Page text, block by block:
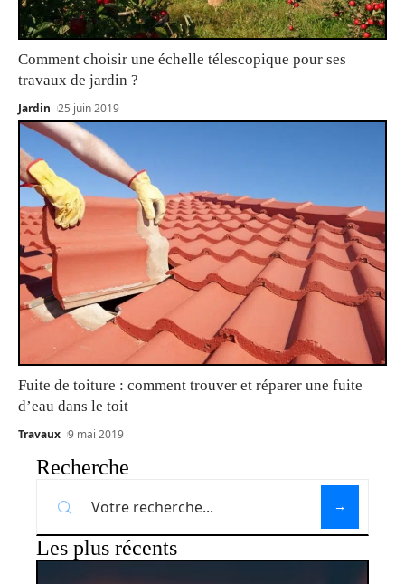
Comment choisir une échelle télescopique pour ses
travaux de jardin ?
Jardin 25 juin 2019
Fuite de toiture : comment trouver et réparer une fuite
d’eau dans le toit
Travaux 9 mai 2019
Recherche
Les plus récents